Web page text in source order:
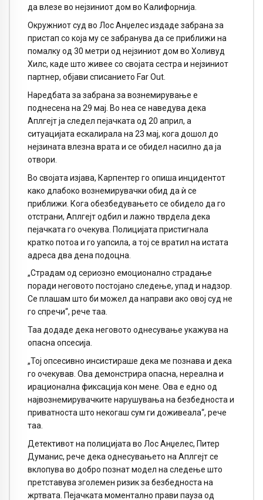
да влезе во нејзиниот дом во Калифорнија.
Окружниот суд во Лос Анџелес издаде забрана за
пристап со која му се забранува да се приближи на
помалку од 30 метри од нејзиниот дом во Холивуд
Хилс, каде што живее со својата сестра и нејзиниот
партнер, објави списанието Far Out.
Наредбата за забрана за вознемирување е
поднесена на 29 мај. Во неа се наведува дека
Аплгејт ја следел пејачката од 20 април, а
ситуацијата ескалирала на 23 мај, кога дошол до
нејзината влезна врата и се обидел насилно да ја
отвори.
Во својата изјава, Карпентер го опиша инцидентот
како длабоко вознемирувачки обид да ѝ се
приближи. Кога обезбедувањето се обидело да го
отстрани, Аплгејт одбил и лажно тврдела дека
пејачката го очекува. Полицијата пристигнала
кратко потоа и го уапсила, а тој се вратил на истата
адреса два дена подоцна.
„Страдам од сериозно емоционално страдање
поради неговото постојано следење, упад и надзор.
Се плашам што би можел да направи ако овој суд не
го спречи“, рече таа.
Таа додаде дека неговото однесување укажува на
опасна опсесија.
„Тој опсесивно инсистираше дека ме познава и дека
го очекував. Ова демонстрира опасна, нереална и
ирационална фиксација кон мене. Ова е едно од
највознемирувачките нарушувања на безбедноста и
приватноста што некогаш сум ги доживеала“, рече
таа.
Детективот на полицијата во Лос Анџелес, Питер
Думанис, рече дека однесувањето на Аплгејт се
вклопува во добро познат модел на следење што
претставува зголемен ризик за безбедноста на
жртвата. Пејачката моментално прави пауза од